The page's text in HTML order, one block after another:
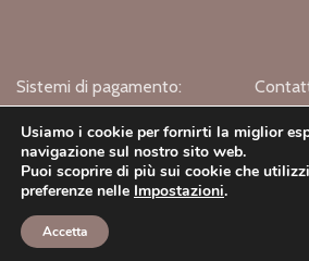
Sistemi di pagamento:
Lista dei desideri
CarelloMio Account
Usiamo i cookie per fornirti la miglior
navigazione sul nostro sito web.
Puoi scoprire di più sui cookie che
preferenze nelle Impostazioni.
Accetta